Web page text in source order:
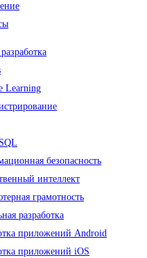
Learning
безопасность
интеллект
грамотность
разработка
приложений Android
приложений iOS